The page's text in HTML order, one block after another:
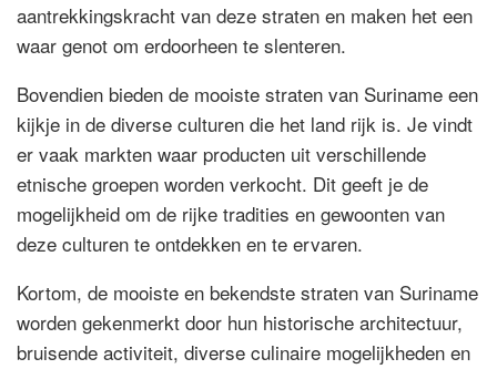
aantrekkingskracht van deze straten en maken het een
waar genot om erdoorheen te slenteren.
Bovendien bieden de mooiste straten van Suriname een
kijkje in de diverse culturen die het land rijk is. Je vindt
er vaak markten waar producten uit verschillende
etnische groepen worden verkocht. Dit geeft je de
mogelijkheid om de rijke tradities en gewoonten van
deze culturen te ontdekken en te ervaren.
Kortom, de mooiste en bekendste straten van Suriname
worden gekenmerkt door hun historische architectuur,
bruisende activiteit, diverse culinaire mogelijkheden en